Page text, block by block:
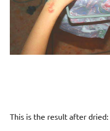
This is the result after dried: